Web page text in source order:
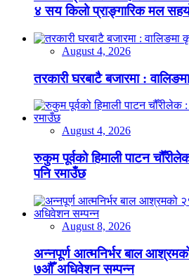
४ सय किलो प्राङ्गारिक मल
August 4, 2026
तरकारी घरबाटै बजारमा :
August 4, 2026
रुकुम पूर्वको हिमाली पाटन
पनि रमाउँछ
August 8, 2026
अन्नपूर्ण आत्मनिर्भर बाल
७औँ अधिवेशन सम्पन्न